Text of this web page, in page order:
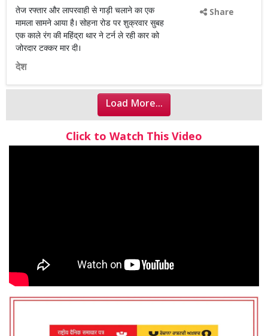
तेज रफ्तार और लापरवाही से गाड़ी चलाने का एक
मामला सामने आया है। सोहना रोड पर शुक्रवार सुबह
एक काले रंग की महिंद्रा थार ने टर्न ले रही कार को
जोरदार टक्कर मार दी।
देश
Share
Load More...
Click to Watch This Video